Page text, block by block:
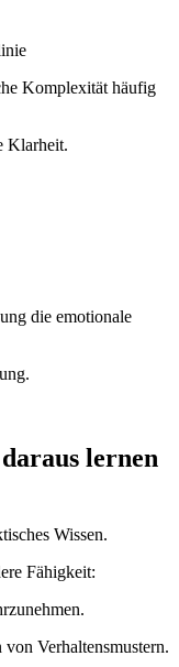
Komplexität häufig
Klarheit.
die emotionale
lernen
Wissen.
Fähigkeit:
Verhaltensmustern.